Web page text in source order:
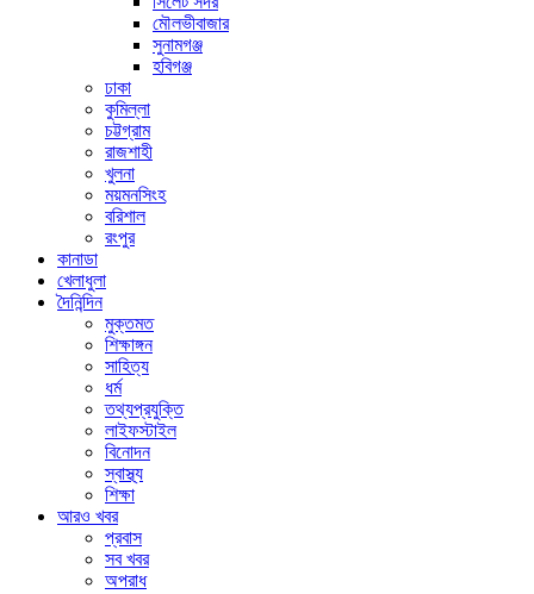
মৌলভীবাজার
সুনামগঞ্জ
হবিগঞ্জ
ঢাকা
কুমিল্লা
চট্টগ্রাম
রাজশাহী
খুলনা
ময়মনসিংহ
বরিশাল
রংপুর
কানাডা
খেলাধুলা
দৈনিন্দিন
মুক্তমত
শিক্ষাঙ্গন
সাহিত্য
ধর্ম
তথ্যপ্রযুক্তি
লাইফস্টাইল
বিনোদন
স্বাস্থ্য
শিক্ষা
আরও খবর
প্রবাস
সব খবর
অপরাধ